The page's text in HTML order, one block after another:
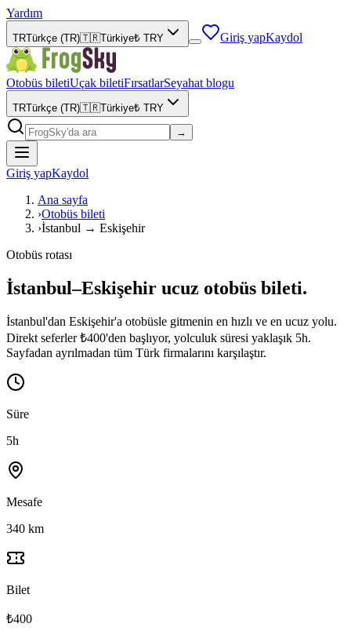
Yardım
TRTürkçe (TR)🇹🇷Türkiye₺ TRY Giriş yapKaydol
Otobüs biletiUçak biletiFırsatlarSeyahat blogu
TRTürkçe (TR)🇹🇷Türkiye₺ TRY
→
Giriş yapKaydol
Ana sayfa
›Otobüs bileti
›İstanbul → Eskişehir
Otobüs rotası
İstanbul–Eskişehir ucuz otobüs bileti.
İstanbul'dan Eskişehir'a otobüsle gitmenin en hızlı ve en ucuz yolu.
Direkt seferler ₺400'den başlıyor, yolculuk süresi yaklaşık 5h.
Sayfadan ayrılmadan tüm Türk firmalarını karşılaştır.
Süre
5h
Mesafe
340 km
Bilet
₺400